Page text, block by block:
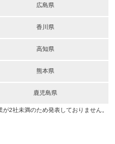
広島県
香川県
高知県
熊本県
鹿児島県
2社未満のため発表しておりません。